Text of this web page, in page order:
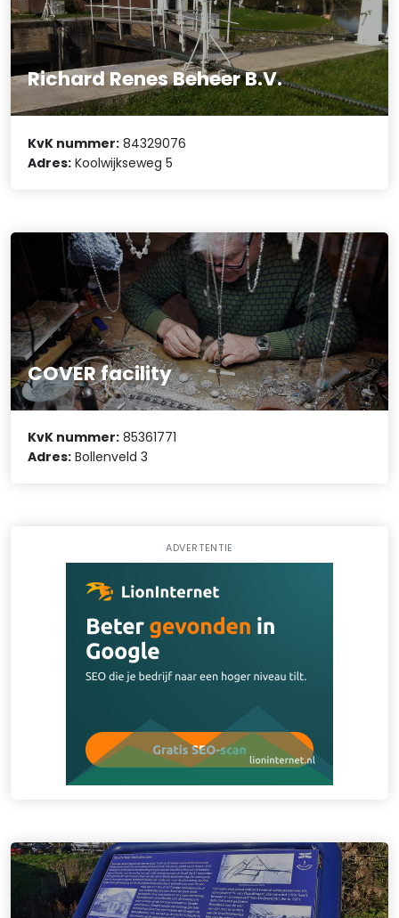
Richard Renes Beheer B.V.
KvK nummer: 84329076
Adres: Koolwijkseweg 5
COVER facility
KvK nummer: 85361771
Adres: Bollenveld 3
ADVERTENTIE